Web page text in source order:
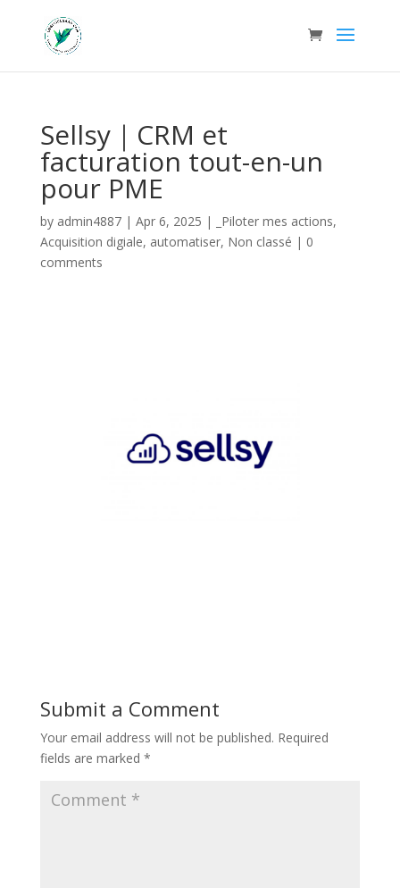
Sellsy｜CRM et
facturation tout-en-un
pour PME
by admin4887| Apr 6, 2025 | _Piloter mes actions,
Acquisition digiale, automatiser, Non classé | 0
comments
Submit a Comment
Your email address will not be published. Required
fields are marked *